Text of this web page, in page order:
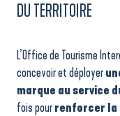
DU TERRITOIRE
L’Office de Tourisme
concevoir et déployer
marque au service
fois pourrenforcer la